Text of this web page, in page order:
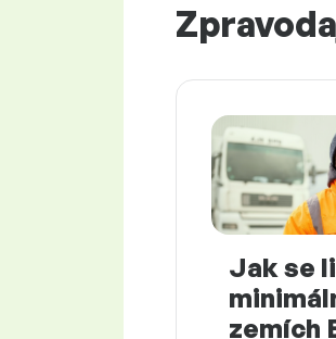
Jak se
zemích